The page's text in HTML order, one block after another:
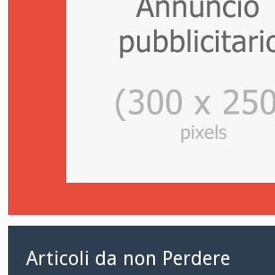
Articoli da non Perdere